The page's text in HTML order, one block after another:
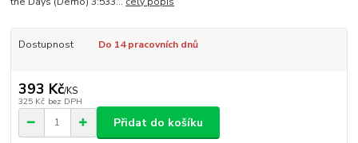
Dostupnost Do 14 pracovních dnů
393 Kč/KS
325 Kč bez DPH
Přidat do košíku